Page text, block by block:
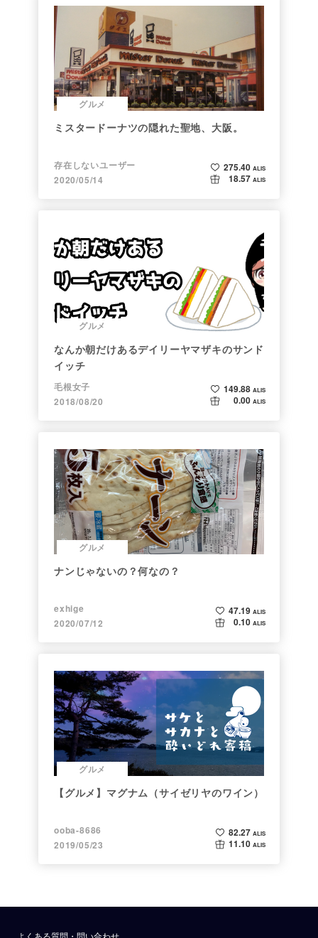
グルメ
ミスタードーナツの隠れた聖地、大阪。
存在しないユーザー
2020/05/14
275.40 ALIS
18.57 ALIS
グルメ
なんか朝だけあるデイリーヤマザキのサンド
イッチ
毛根女子
2018/08/20
149.88 ALIS
0.00 ALIS
グルメ
ナンじゃないの？何なの？
exhige
2020/07/12
47.19 ALIS
0.10 ALIS
グルメ
【グルメ】マグナム（サイゼリヤのワイン）
ooba-8686
2019/05/23
82.27 ALIS
11.10 ALIS
よくある質問・問い合わせ